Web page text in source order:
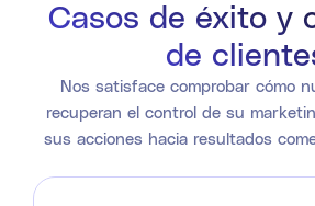
Casos de éxito y
de
Nos satisface comprobar cómo
recuperan el control de su
sus acciones hacia resultados